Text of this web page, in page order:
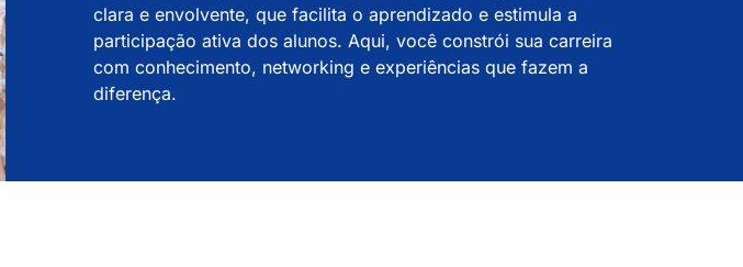
clara e envolvente, que facilita o aprendizado e estimula a
participação ativa dos alunos. Aqui, você constrói sua carreira
com conhecimento, networking e experiências que fazem a
diferença.